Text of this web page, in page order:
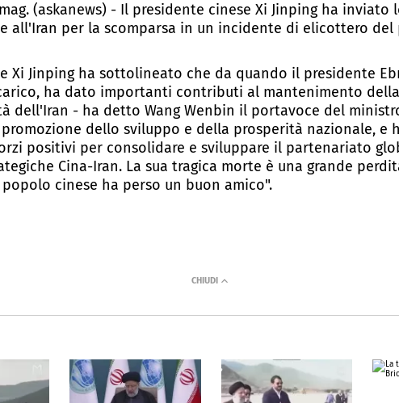
(askanews) - Il presidente cinese Xi Jinping ha inviato
all'Iran per la scomparsa in un incidente di elicottero del
Xi Jinping ha sottolineato che da quando il presidente
ha dato importanti contributi al mantenimento della
dell'Iran - ha detto Wang Wenbin il portavoce del
dello sviluppo e della prosperità nazionale, e
positivi per consolidare e sviluppare il partenariato
Cina-Iran. La sua tragica morte è una grande
cinese ha perso un buon amico".